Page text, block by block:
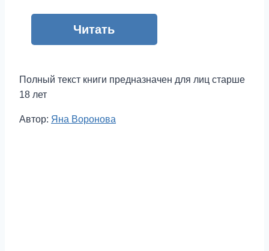
Читать
Полный текст книги предназначен для лиц старше
18 лет
Метки
Автор: Яна Воронова